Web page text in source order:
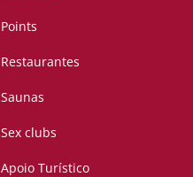
Points
Restaurantes
Saunas
Sex clubs
Apoio Turístico